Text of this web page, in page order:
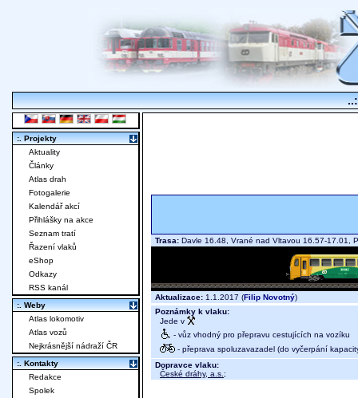
Trasa: Davle 16.48, Vrané nad Vltavou 16.57-
Aktualizace: 1.1.2017 (Filip Novotný)
Poznámky k vlaku:
Jede v
- vůz vhodný pro přepravu cestujících na vozíku
- přeprava spoluzavazadel (do vyčerpání
Dopravce vlaku:
České dráhy, a.s. ;
:. Projekty
Aktuality
Články
Atlas drah
Fotogalerie
Kalendář akcí
Přihlášky na akce
Seznam tratí
Řazení vlaků
eShop
Odkazy
RSS kanál
:. Weby
Atlas lokomotiv
Atlas vozů
Nejkrásnější nádraží ČR
:. Kontakty
Redakce
Spolek